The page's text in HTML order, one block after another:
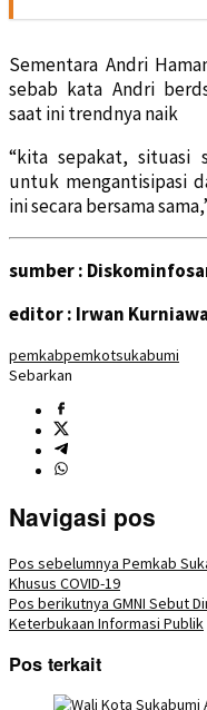
Sementara Andri
sebab kata Andri
saat ini trendnya naik
“kita sepakat, situasi
untuk mengantisipasi
ini secara bersama
sumber :
editor : Irwan
pemkabpemkotsukabumi
Sebarkan
Navigasi pos
Pos sebelumnya Pemkab
Khusus COVID-19
Pos berikutnya GMNI Sebut
Keterbukaan Informasi Publik
Pos terkait